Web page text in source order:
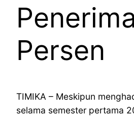
Persen
TIMIKA – Meskipun
selama semester pertama